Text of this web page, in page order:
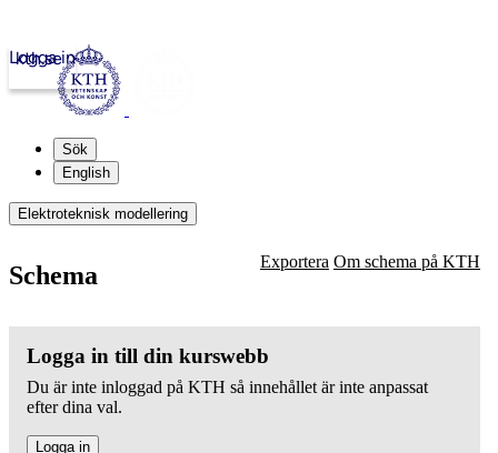
kth.se
Logga in
Sök
English
Elektroteknisk modellering
Schema Exportera Om schema på KTH
Logga in till din kurswebb
Du är inte inloggad på KTH så innehållet är inte anpassat
efter dina val.
Logga in